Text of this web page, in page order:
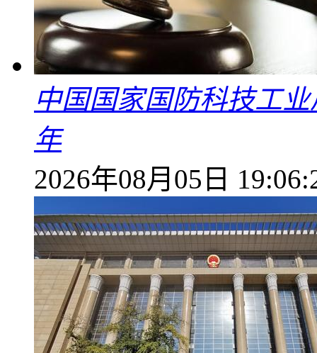
中国国家国防科技工
年
2026年08月05日